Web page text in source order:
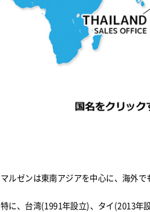
マルゼンは東南アジアを中心に、海外で
特に、 台湾(1991年設立)、 タイ(2013年